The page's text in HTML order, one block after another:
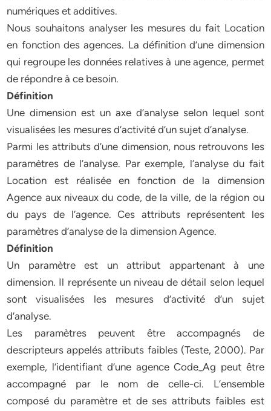
numériques et additives.
Nous souhaitons analyser les mesures du fait Location
en fonction des agences. La définition d’une dimension
qui regroupe les données relatives à une agence, permet
de répondre à ce besoin.
Définition
Une dimension est un axe d’analyse selon lequel sont
visualisées les mesures d’activité d’un sujet d’analyse.
Parmi les attributs d’une dimension, nous retrouvons les
paramètres de l’analyse. Par exemple, l’analyse du fait
Location est réalisée en fonction de la dimension
Agence aux niveaux du code, de la ville, de la région ou
du pays de l’agence. Ces attributs représentent les
paramètres d’analyse de la dimension Agence.
Définition
Un paramètre est un attribut appartenant à une
dimension. Il représente un niveau de détail selon lequel
sont visualisées les mesures d’activité d’un sujet
d’analyse.
Les paramètres peuvent être accompagnés de
descripteurs appelés attributs faibles (Teste, 2000). Par
exemple, l’identifiant d’une agence Code_Ag peut être
accompagné par le nom de celle-ci. L’ensemble
composé du paramètre et de ses attributs faibles est